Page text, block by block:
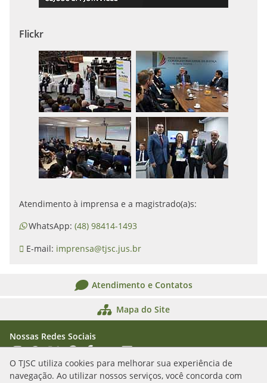
O TJSC utiliza cookies para melhorar sua experiência de
navegação. Ao utilizar nossos serviços, você concorda com
Flickr
Atendimento à imprensa e a magistrado(a)s:
WhatsApp: (48) 98414-1493
E-mail: imprensa@tjsc.jus.br
Atendimento e Contatos
Mapa do Site
Nossas Redes Sociais
Acessar Instagram
Acessar WhatsApp
Acessar XAcessar Threads
Acessar Facebook
Acessar YouTube
Acessar Flickr
Acessar SoundCloud